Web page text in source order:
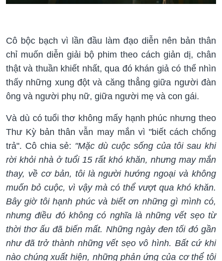
Cô bộc bạch vì lần đầu làm đạo diễn nên bản thân
chỉ muốn diễn giải bộ phim theo cách giản dị, chân
thật và thuần khiết nhất, qua đó khán giả có thể nhìn
thấy những xung đột và căng thẳng giữa người đàn
ông và người phụ nữ, giữa người mẹ và con gái.
Và dù có tuổi thơ không mấy hạnh phúc nhưng theo
Thư Kỳ bản thân vẫn may mắn vì "biết cách chống
trả". Cô chia sẻ: "Mặc dù cuộc sống của tôi sau khi
rời khỏi nhà ở tuổi 15 rất khó khăn, nhưng may mắn
thay, về cơ bản, tôi là người hướng ngoại và không
muốn bỏ cuộc, vì vậy mà có thể vượt qua khó khăn.
Bây giờ tôi hạnh phúc và biết ơn những gì mình có,
nhưng điều đó không có nghĩa là những vết sẹo từ
thời thơ ấu đã biến mất. Những ngày đen tối đó gần
như đã trở thành những vết sẹo vô hình. Bất cứ khi
nào chúng xuất hiện, những phản ứng của cơ thể tôi